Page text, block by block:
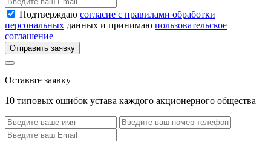
Подтверждаю согласие с правилами обработки
персональных данных и принимаю пользовательское
соглашение
Отправить заявку
Оставьте заявку
10 типовых ошибок устава каждого акционерного общества